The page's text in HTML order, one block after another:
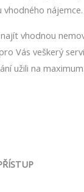
nájemce.
vhodnou
Vás veškerý
užili na maximum.